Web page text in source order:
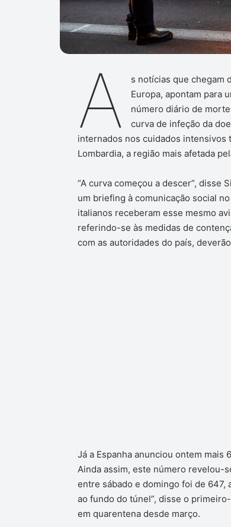
A
s notícias que chegam
Europa, apontam para
número diário de
curva de infeção da
internados nos cuidados intensivos
Lombardia, a região mais afetada
“A curva começou a descer”,
um briefing à comunicação social
italianos receberam esse mesmo
referindo-se às medidas de
com as autoridades do país,
Já a Espanha anunciou ontem mais
Ainda assim, este número revelou-
entre sábado e domingo foi de 647,
ao fundo do túnel”, disse o
em quarentena desde março.